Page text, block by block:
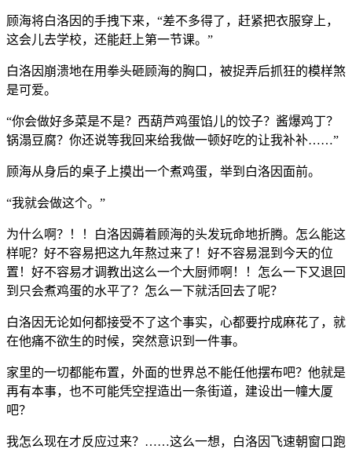
顾海将白洛因的手拽下来，“差不多得了，赶紧把衣服穿上，
这会儿去学校，还能赶上第一节课。”
白洛因崩溃地在用拳头砸顾海的胸口，被捉弄后抓狂的模样煞
是可爱。
“你会做好多菜是不是？西葫芦鸡蛋馅儿的饺子？酱爆鸡丁？
锅溻豆腐？你还说等我回来给我做一顿好吃的让我补补……”
顾海从身后的桌子上摸出一个煮鸡蛋，举到白洛因面前。
“我就会做这个。”
为什么啊？！！白洛因薅着顾海的头发玩命地折腾。怎么能这
样呢？好不容易把这九年熬过来了！好不容易混到今天的位
置！好不容易才调教出这么一个大厨师啊！！怎么一下又退回
到只会煮鸡蛋的水平了？怎么一下就活回去了呢？
白洛因无论如何都接受不了这个事实，心都要拧成麻花了，就
在他痛不欲生的时候，突然意识到一件事。
家里的一切都能布置，外面的世界总不能任他摆布吧？他就是
再有本事，也不可能凭空捏造出一条街道，建设出一幢大厦
吧？
我怎么现在才反应过来？……这么一想，白洛因飞速朝窗口跑